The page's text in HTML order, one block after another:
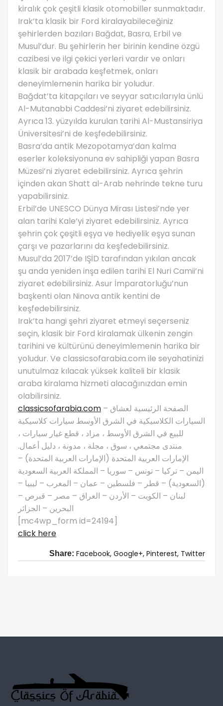
kiralık çok çeşitli klasik otomobiller sunmaktadır.
Irak’ta klasik bir Ford kiralayabileceğiniz
şehirlerden bazıları Bağdat, Basra, Erbil ve
Musul’dur. Bu şehirlerin her birinin kendine özgü
cazibesi ve ilgi çekici yerleri vardır ve onları
klasik bir arabada keşfetmek, onları
deneyimlemenin harika bir yoludur.
Bağdat’ta kitapçıları ve seyyar satıcılarıyla ünlü
Al-Mutanabbi Caddesi’ni ziyaret edebilirsiniz.
Ayrıca 13. yüzyılda kurulan tarihi Al-Mustansiriya
Üniversitesi’ni de keşfedebilirsiniz.
Basra’da antik Mezopotamya’dan kalma
eserler koleksiyonuna ev sahipliği yapan Basra
Müzesi’ni ziyaret edebilirsiniz. Ayrıca şehrin
içinden akan Shatt al-Arab nehrinde tekne turu
yapabilirsiniz.
Erbil’de UNESCO Dünya Mirası Listesi’nde yer
alan tarihi Kale’yi ziyaret edebilirsiniz. Ayrıca
şehrin çok çeşitli eşya ve hediyelik eşya sunan
çarşı ve pazarlarını da keşfedebilirsiniz.
Musul’da 2017’de IŞİD tarafından yıkılan ancak
şu anda yeniden inşa edilen tarihi El Nuri Camii’ni
ziyaret edebilirsiniz. Asur İmparatorluğu’nun
başkenti olan Ninova antik kentini de
keşfedebilirsiniz.
Irak’ta hangi şehri ziyaret etmeyi seçerseniz
seçin, klasik bir Ford kiralamak ülkenin zengin
tarihini ve kültürünü deneyimlemenin harika bir
yoludur. Ve classicsofarabia.com ile seyahatinizi
unutulmaz kılacak yüksek kaliteli bir klasik
araba kiralama hizmeti alacağınızdan emin
olabilirsiniz.
classicsofarabia.com – الصفحة الرئيسية لعشاق
السيارات الكلاسيكية في الشرق الأوسط سيارات كلاسيكية
للبيع في الشرق الأوسط ، مزاد ، قطع غيار سيارات ،
منتدى مجتمعي ، سوق ، مجلة ، مدونة ، دليل أعمال.
الإمارات العربية المتحدة (الإمارات العربية المتحدة) –
اليمن – تركيا – تونس – سوريا – المملكة العربية السعودية
(السعودية) – قطر – فلسطين – عمان – المغرب – ليبيا –
لبنان – الكويت – الأردن – العراق – مصر – قبرص –
البحرين – الجزائر
[mc4wp_form id=24194]
click here
Share: Facebook, Google+, Pinterest, Twitter